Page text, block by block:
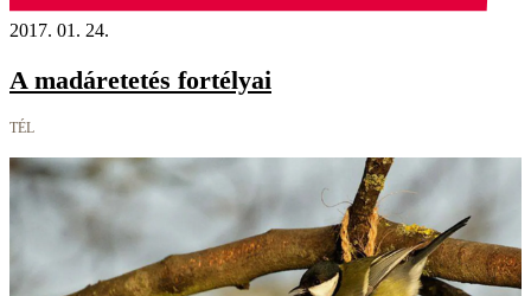
2017. 01. 24.
A madáretetés fortélyai
TÉL